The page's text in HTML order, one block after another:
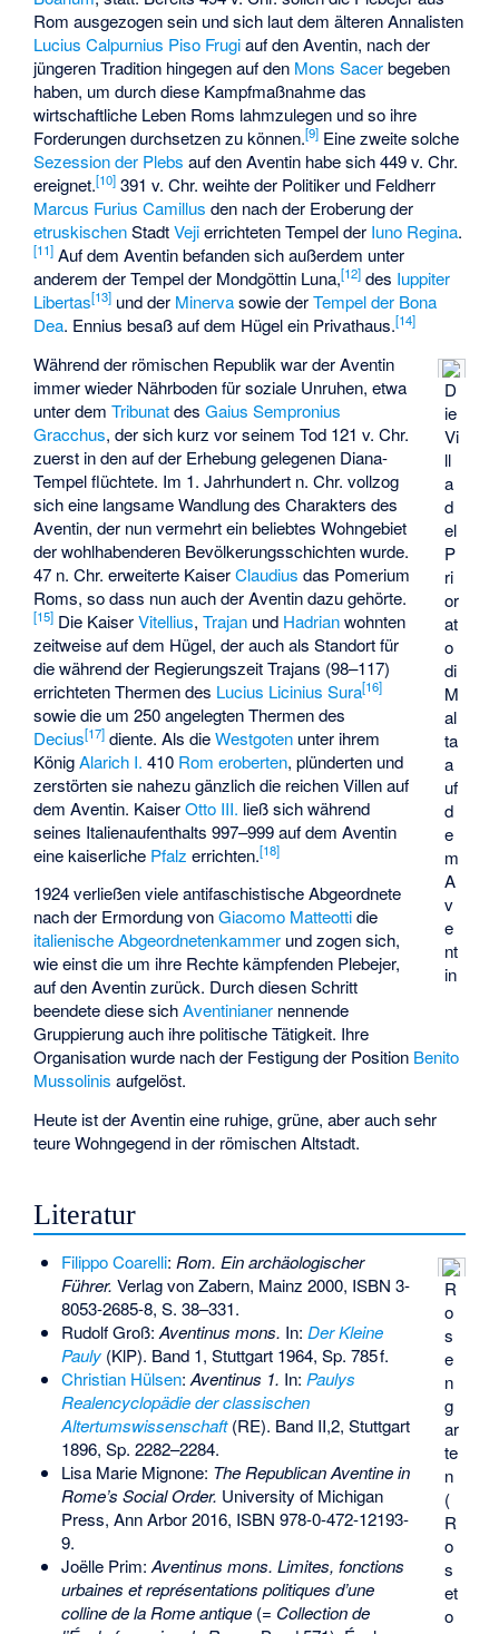
Rom ausgezogen sein und sich laut dem älteren Annalisten
Lucius Calpurnius Piso Frugiauf den Aventin, nach der
jüngeren Tradition hingegen auf den Mons Sacerbegeben
haben, um durch diese Kampfmaßnahme das
wirtschaftliche Leben Roms lahmzulegen und so ihre
Forderungen durchsetzen zu können.[9] Eine zweite solche
Sezession der Plebs auf den Aventin habe sich 449 v. Chr.
ereignet.[10] 391 v. Chr. weihte der Politiker und Feldherr
Marcus Furius Camillus den nach der Eroberung der
etruskischenStadtVejierrichteten Tempel der Iuno Regina.
[11] Auf dem Aventin befanden sich außerdem unter
anderem derTempel der Mondgöttin Luna,[12] des Iuppiter
Libertas[13] und der Minervasowie derTempel der Bona
Dea. Ennius besaß auf dem Hügel ein Privathaus.[14]
D
ie
Vi
ll
a
d
el
P
ri
or
at
o
di
M
al
ta
a
uf
d
e
m
A
v
e
nt
in
Während der römischen Republik war der Aventin
immer wieder Nährboden für soziale Unruhen, etwa
unter demTribunatdesGaius Sempronius
Gracchus, der sich kurz vor seinem Tod 121 v. Chr.
zuerst in den auf der Erhebung gelegenen Diana-
Tempel flüchtete. Im 1. Jahrhundert n. Chr. vollzog
sich eine langsame Wandlung des Charakters des
Aventin, der nun vermehrt ein beliebtes Wohngebiet
der wohlhabenderen Bevölkerungsschichten wurde.
47 n. Chr. erweiterte KaiserClaudius das Pomerium
Roms, so dass nun auch der Aventin dazu gehörte.
[15] Die KaiserVitellius,Trajan und Hadrianwohnten
zeitweise auf dem Hügel, der auch als Standort für
die während der Regierungszeit Trajans (98–117)
errichteten Thermen des Lucius Licinius Sura[16]
sowie die um 250 angelegten Thermen des
Decius[17] diente. Als dieWestgoten unter ihrem
KönigAlarich I. 410 Rom eroberten, plünderten und
zerstörten sie nahezu gänzlich die reichen Villen auf
dem Aventin. KaiserOtto III. ließ sich während
seines Italienaufenthalts 997–999 auf dem Aventin
eine kaiserliche Pfalz errichten.[18]
1924 verließen viele antifaschistische Abgeordnete
nach der Ermordung vonGiacomo Matteottidie
italienische Abgeordnetenkammer und zogen sich,
wie einst die um ihre Rechte kämpfenden Plebejer,
auf den Aventin zurück. Durch diesen Schritt
beendete diese sichAventinianer nennende
Gruppierung auch ihre politische Tätigkeit. Ihre
Organisation wurde nach der Festigung der Position Benito
Mussolinis aufgelöst.
Heute ist der Aventin eine ruhige, grüne, aber auch sehr
teure Wohngegend in der römischen Altstadt.
Literatur
R
o
s
e
n
g
ar
te
n
(
R
o
s
et
o
Filippo Coarelli: Rom. Ein archäologischer
Führer. Verlag von Zabern, Mainz 2000, ISBN 3-
8053-2685-8, S. 38–331.
Rudolf Groß: Aventinus mons. In: Der Kleine
Pauly(KlP). Band 1, Stuttgart 1964, Sp. 785 f.
Christian Hülsen: Aventinus 1. In: Paulys
Realencyclopädie der classischen
Altertumswissenschaft(RE). Band II,2, Stuttgart
1896, Sp. 2282–2284.
Lisa Marie Mignone: The Republican Aventine in
Rome’s Social Order. University of Michigan
Press, Ann Arbor 2016, ISBN 978-0-472-12193-
9.
Joëlle Prim: Aventinus mons. Limites, fonctions
urbaines et représentations politiques d’une
colline de la Rome antique(= Collection de